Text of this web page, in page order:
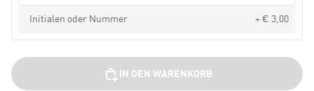
+ € 3,00
IN DEN WARENKORB